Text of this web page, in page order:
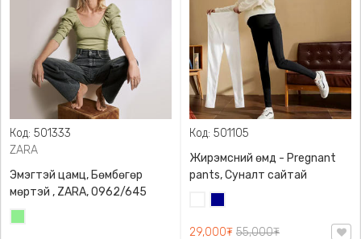
Код: 501333
ZARA
Эмэгтэй цамц, Бөмбөгөр
мөртэй , ZARA, 0962/645
Код: 501105
Жирэмсний өмд - Pregnant
pants, Суналт сайтай
29,000₮ 55,000₮